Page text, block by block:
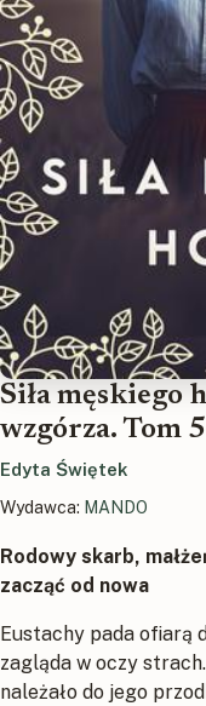
Siła męskiego
wzgórza. Tom 5
Edyta Świętek
Wydawca: MANDO
Rodowy skarb,
zacząć od nowa
Eustachy pada ofiarą
zagląda w oczy
należało do jego